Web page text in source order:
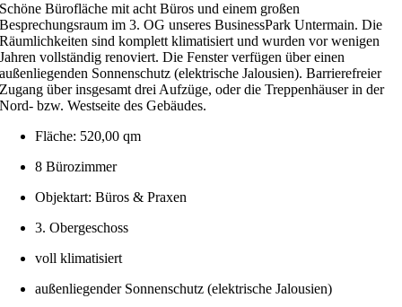
Schöne Bürofläche mit acht Büros und einem großen
Besprechungsraum im 3. OG unseres BusinessPark Untermain. Die
Räumlichkeiten sind komplett klimatisiert und wurden vor wenigen
Jahren vollständig renoviert. Die Fenster verfügen über einen
außenliegenden Sonnenschutz (elektrische Jalousien). Barrierefreier
Zugang über insgesamt drei Aufzüge, oder die Treppenhäuser in der
Nord- bzw. Westseite des Gebäudes.
Fläche: 520,00 qm
8 Bürozimmer
Objektart: Büros & Praxen
3. Obergeschoss
voll klimatisiert
außenliegender Sonnenschutz (elektrische Jalousien)